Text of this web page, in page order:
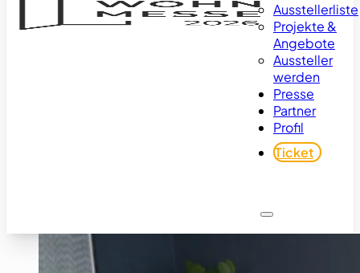
Ausstellerliste
Projekte &
Angebote
Aussteller
werden
Presse
Partner
Profil
Ticket